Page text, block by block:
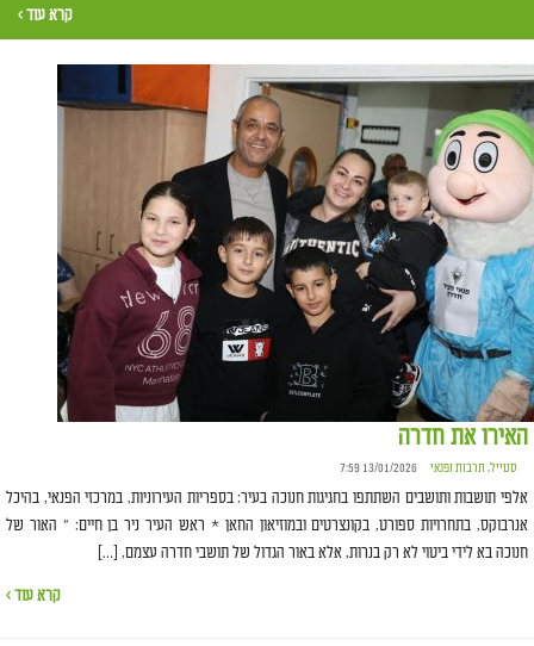
קרא עוד ›
האירו את חדרה
סטייל, תרבות ופנאי 13/01/2026 7:59
אלפי תושבות ותושבים השתתפו בחגיגות חנוכה בעיר: בספריות העירוניות, במרכזי הפנאי, בהיכל
אנרבוקס, בתחרויות ספורט, בקונצרטים ובמוזיאון החאן * ראש העיר ניר בן חיים: " האור של
חנוכה בא לידי ביטוי לא רק בנרות, אלא באור הגדול של תושבי חדרה עצמם, […]
קרא עוד ›